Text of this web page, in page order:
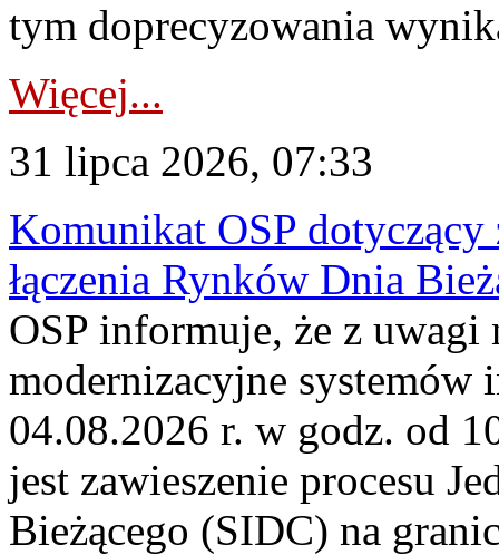
tym doprecyzowania
Więcej...
31 lipca 2026, 07:33
Komunikat OSP dotyczący
łączenia Rynków Dnia
OSP informuje, że z uwagi
modernizacyjne
04.08.2026 r. w godz. od
jest zawieszenie procesu
Bieżącego (SIDC) na